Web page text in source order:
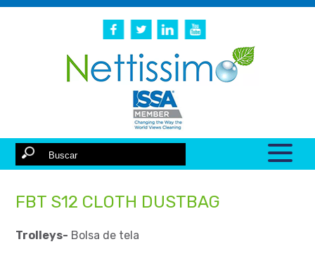
FBT S12 CLOTH DUSTBAG
Trolleys- Bolsa de tela